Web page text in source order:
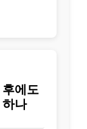
에도
나